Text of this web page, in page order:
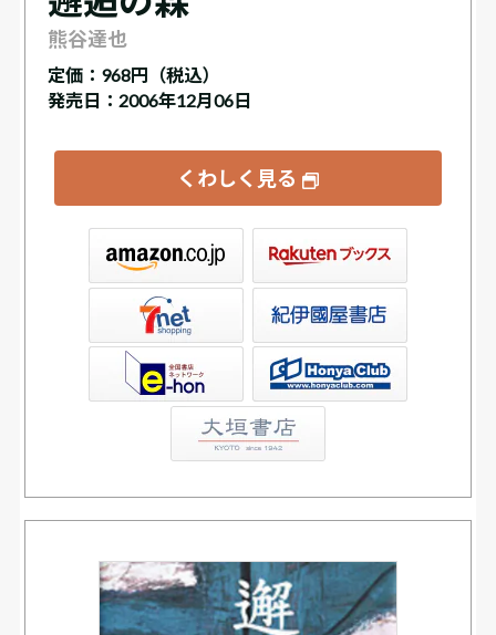
熊谷達也
定価： 968円（税込）
発売日：2006年12月06日
くわしく見る
書店ウェブストア